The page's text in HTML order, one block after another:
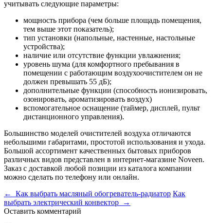
учитывать следующие параметры:
мощность прибора (чем больше площадь помещения,
тем выше этот показатель);
тип установки (напольные, настенные, настольные
устройства);
наличие или отсутствие функции увлажнения;
уровень шума (для комфортного пребывания в
помещении с работающим воздухоочистителем он не
должен превышать 55 дБ);
дополнительные функции (способность ионизировать,
озонировать, ароматизировать воздух)
вспомогательное оснащение (таймер, дисплей, пульт
дистанционного управления).
Большинство моделей очистителей воздуха отличаются
небольшими габаритами, простотой использования и ухода.
Большой ассортимент качественных бытовых приборов
различных видов представлен в интернет-магазине Noveen.
Заказ с доставкой любой позиции из каталога компании
можно сделать по телефону или онлайн.
← Как выбрать масляный обогреватель-радиатор Как
выбрать электрический конвектор →
Оставить комментарий